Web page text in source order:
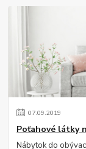
07.09.2019
Poťahové látky
Nábytok do